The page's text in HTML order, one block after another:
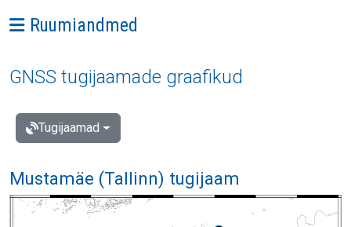
Ava menüü: Ruumiandmed
Ruumiandmed
GNSS tugijaamade graafikud
Tugijaamad
Mustamäe (Tallinn) tugijaam